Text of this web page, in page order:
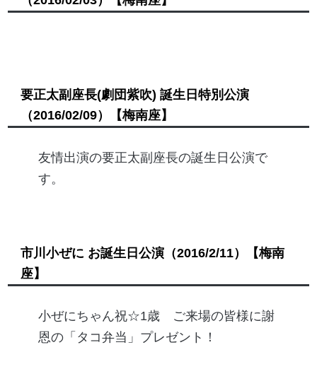
要正太副座長(劇団紫吹) 誕生日特別公演
（2016/02/09）
【梅南座】
友情出演の要正太副座長の誕生日公演で
す。
市川小ぜに お誕生日公演（2016/2/11）
【梅南
座】
小ぜにちゃん祝☆1歳 ご来場の皆様に謝
恩の「タコ弁当」プレゼント！